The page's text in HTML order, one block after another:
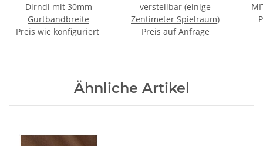
Dirndl mit 30mm
Gurtbandbreite
Preis wie konfiguriert
verstellbar (einige
Zentimeter Spielraum)
Preis auf Anfrage
Ähnliche Artikel